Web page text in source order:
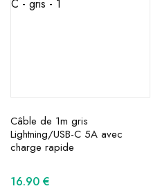
Câble de 1m gris
Lightning/USB-C 5A avec
charge rapide
16.90 €